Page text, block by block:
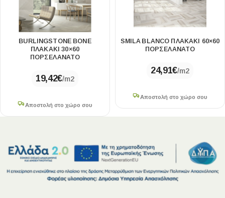
BURLINGSTONE BONE
ΠΛΑΚΑΚΙ 30×60
ΠΟΡΣΕΛΑΝΑΤΟ
19,42€/m2
Αποστολή στο χώρο σου
SMILA BLANCO ΠΛΑΚΑΚΙ 60×60
ΠΟΡΣΕΛΑΝΑΤΟ
24,91€/m2
Αποστολή στο χώρο σου